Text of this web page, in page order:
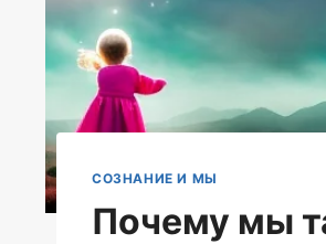
СОЗНАНИЕ И МЫ
Почему мы